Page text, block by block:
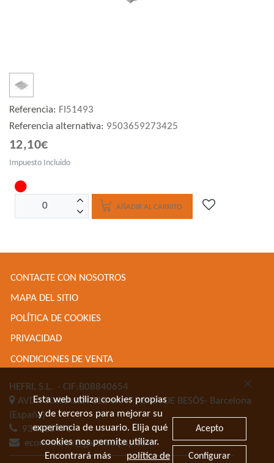
Referencia: FI51493
Referencia alternativa: 9503659273425
12,10€
Impuesto Incluido
AÑADIR AL CARRITO
CONTACTE CON NOSOTROS
MAPA DEL SITIO
POLÍTICA DE COOKIES
PRIVACIDAD
CONDICIONES DE VENTA
HEFRI, S.L. - CIF:B08840654
AVDA TORRASSA 116SANT ADRIA DE BESÒS- Barcelona
(España)
934622471
ecommerce@gastroequip.com
Esta web utiliza cookies propias
y de terceros para mejorar su
experiencia de usuario. Elija qué
cookies nos permite utilizar.
Encontrará más
política de
Acepto
Configurar